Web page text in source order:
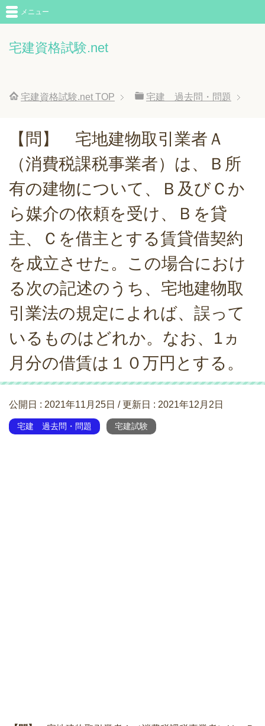
宅建資格試験.net
メニュー
宅建資格試験.net TOP 宅建 過去問・問題
【問】 宅地建物取引業者Ａ
（消費税課税事業者）は、Ｂ所
有の建物について、Ｂ及びＣか
ら媒介の依頼を受け、Ｂを貸
主、Ｃを借主とする賃貸借契約
を成立させた。この場合におけ
る次の記述のうち、宅地建物取
引業法の規定によれば、誤って
いるものはどれか。なお、1ヵ
月分の借賃は１０万円とする。
公開日 : 2021年11月25日 / 更新日 : 2021年12月2日
宅建 過去問・問題 宅建試験